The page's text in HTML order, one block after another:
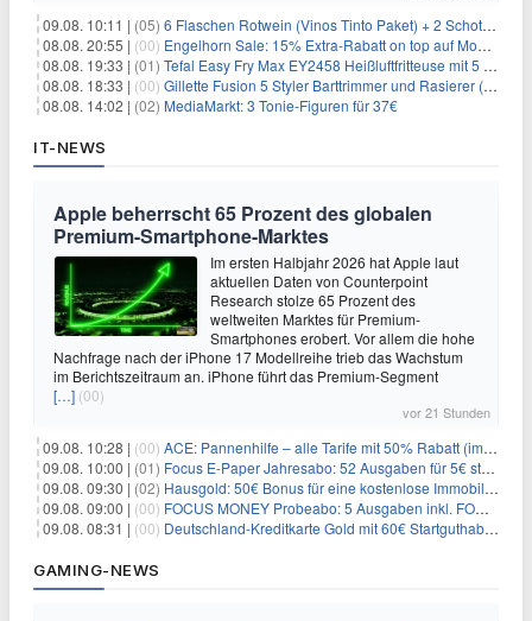
09.08. 10:11 | (05) 6 Flaschen Rotwein (Vinos Tinto Paket) + 2 Schott Zwiesel Gläser für 25,99€ inkl. Versand
08.08. 20:55 | (00) Engelhorn Sale: 15% Extra-Rabatt on top auf Mode- und Sport-Artikel
08.08. 19:33 | (01) Tefal Easy Fry Max EY2458 Heißluftfritteuse mit 5 Litern für 64,99€
08.08. 18:33 | (00) Gillette Fusion 5 Styler Barttrimmer und Rasierer (All in One) für 16€
08.08. 14:02 | (02) MediaMarkt: 3 Tonie-Figuren für 37€
IT-NEWS
Apple beherrscht 65 Prozent des globalen
Premium-Smartphone-Marktes
Im ersten Halbjahr 2026 hat Apple laut
aktuellen Daten von Counterpoint
Research stolze 65 Prozent des
weltweiten Marktes für Premium-
Smartphones erobert. Vor allem die hohe
Nachfrage nach der iPhone 17 Modellreihe trieb das Wachstum
im Berichtszeitraum an. iPhone führt das Premium-Segment
[…] (00)
vor 21 Stunden
09.08. 10:28 | (00) ACE: Pannenhilfe – alle Tarife mit 50% Rabatt (im ersten Jahr)
09.08. 10:00 | (01) Focus E-Paper Jahresabo: 52 Ausgaben für 5€ statt 207,48€ – per Formular kündbar!
09.08. 09:30 | (02) Hausgold: 50€ Bonus für eine kostenlose Immobilienbewertung
09.08. 09:00 | (00) FOCUS MONEY Probeabo: 5 Ausgaben inkl. FOCUS+ Zugang für 5€
09.08. 08:31 | (00) Deutschland-Kreditkarte Gold mit 60€ Startguthaben (45€ Gewinn)
GAMING-NEWS